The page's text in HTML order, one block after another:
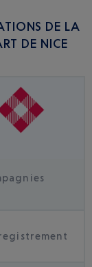
DE LA
DE NICE